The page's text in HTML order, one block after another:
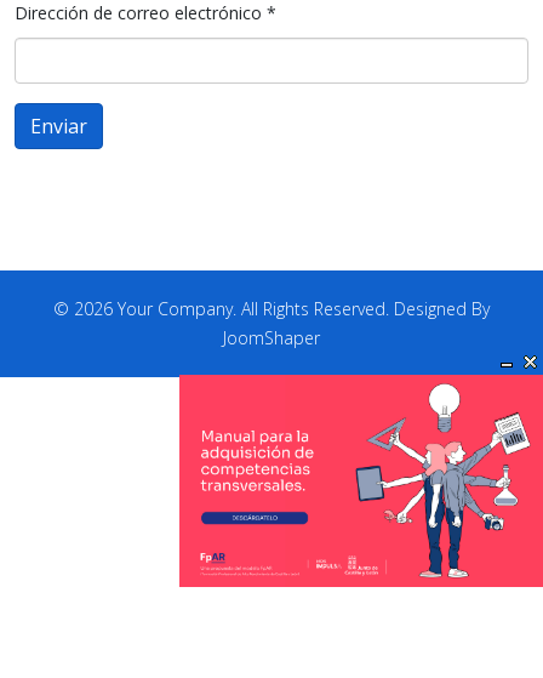
Dirección de correo electrónico *
Enviar
© 2026 Your Company. All Rights Reserved. Designed By
JoomShaper